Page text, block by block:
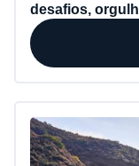
desafios,